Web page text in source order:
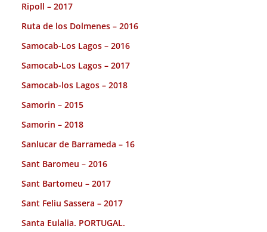
Ripoll – 2017
Ruta de los Dolmenes – 2016
Samocab-Los Lagos – 2016
Samocab-Los Lagos – 2017
Samocab-los Lagos – 2018
Samorin – 2015
Samorin – 2018
Sanlucar de Barrameda – 16
Sant Baromeu – 2016
Sant Bartomeu – 2017
Sant Feliu Sassera – 2017
Santa Eulalia. PORTUGAL.